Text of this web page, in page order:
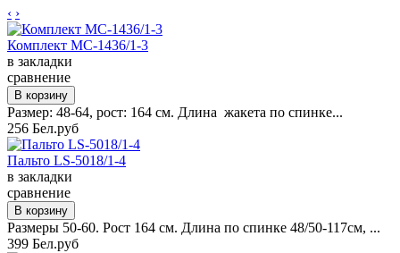
‹ ›
Комплект MC-1436/1-3
в закладки
сравнение
Размер: 48-64, рост: 164 см. Длина жакета по спинке...
256 Бел.руб
Пальто LS-5018/1-4
в закладки
сравнение
Размеры 50-60. Рост 164 см. Длина по спинке 48/50-117см, ...
399 Бел.руб